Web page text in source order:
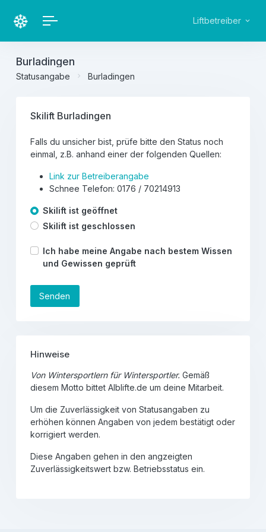
Liftbetreiber
Burladingen
Statusangabe Burladingen
Skilift Burladingen
Falls du unsicher bist, prüfe bitte den Status noch
einmal, z.B. anhand einer der folgenden Quellen:
Link zur Betreiberangabe
Schnee Telefon: 0176 / 70214913
Skilift ist geöffnet
Skilift ist geschlossen
Ich habe meine Angabe nach bestem Wissen
und Gewissen geprüft
Senden
Hinweise
Von Wintersportlern für Wintersportler. Gemäß
diesem Motto bittet Alblifte.de um deine Mitarbeit.
Um die Zuverlässigkeit von Statusangaben zu
erhöhen können Angaben von jedem bestätigt oder
korrigiert werden.
Diese Angaben gehen in den angzeigten
Zuverlässigkeitswert bzw. Betriebsstatus ein.